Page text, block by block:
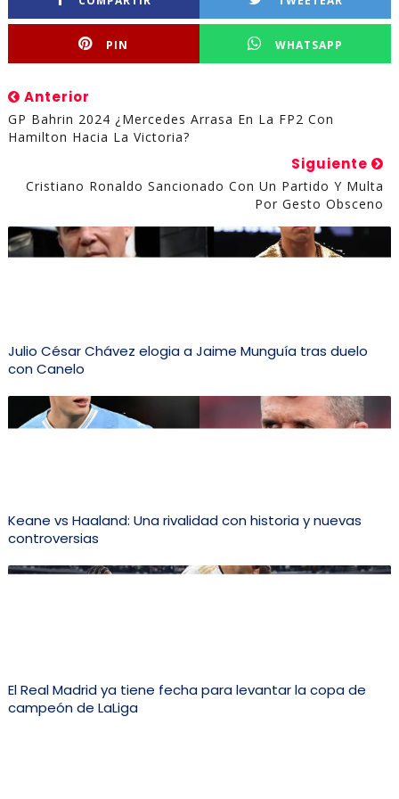
PIN WHATSAPP
Anterior
GP Bahrin 2024 ¿Mercedes Arrasa En La FP2 Con
Hamilton Hacia La Victoria?
Siguiente
Cristiano Ronaldo Sancionado Con Un Partido Y Multa
Por Gesto Obsceno
Julio César Chávez elogia a Jaime Munguía tras duelo
con Canelo
Keane vs Haaland: Una rivalidad con historia y nuevas
controversias
El Real Madrid ya tiene fecha para levantar la copa de
campeón de LaLiga